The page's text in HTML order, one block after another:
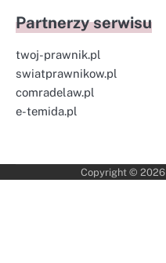
Partnerzy serwisu
twoj-prawnik.pl
swiatprawnikow.pl
comradelaw.pl
e-temida.pl
Copyright © 2026